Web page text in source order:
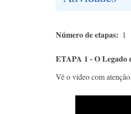
Número de etapas 1
ETAPA 1 - O Legado
Vê o vídeo com atenção.